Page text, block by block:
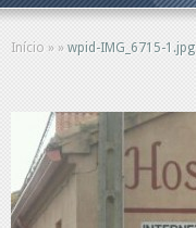
Início » » wpid-IMG_6715-1.jpg